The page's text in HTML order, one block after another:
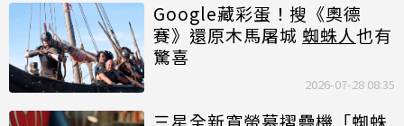
Google藏彩蛋！搜《奧德
賽》還原木馬屠城 蜘蛛人也有
驚喜
2026-07-28 08:35